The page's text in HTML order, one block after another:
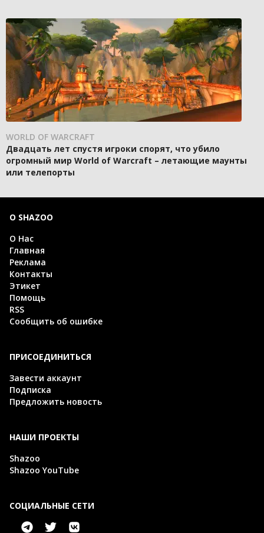
WORLD OF WARCRAFT
Двадцать лет спустя игроки спорят, что убило
огромный мир World of Warcraft – летающие маунты
или телепорты
О SHAZOO
О Нас
Главная
Реклама
Контакты
Этикет
Помощь
RSS
Сообщить об ошибке
ПРИСОЕДИНИТЬСЯ
Завести аккаунт
Подписка
Предложить новость
НАШИ ПРОЕКТЫ
Shazoo
Shazoo YouTube
СОЦИАЛЬНЫЕ СЕТИ